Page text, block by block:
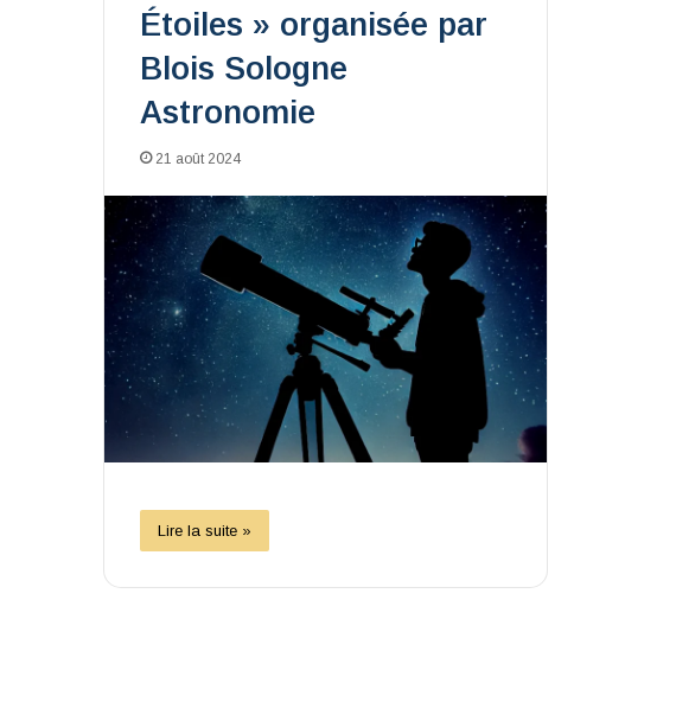
Étoiles » organisée par
Blois Sologne
Astronomie
21 août 2024
Lire la suite »